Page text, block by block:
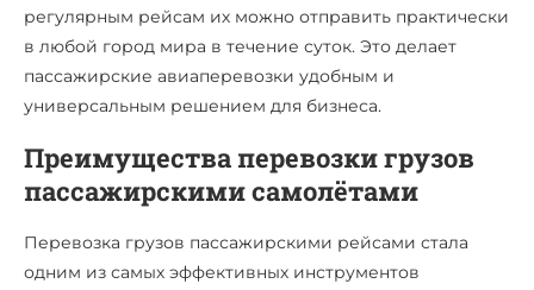
регулярным рейсам их можно отправить практически
в любой город мира в течение суток. Это делает
пассажирские авиаперевозки удобным и
универсальным решением для бизнеса.
Преимущества перевозки грузов
пассажирскими самолётами
Перевозка грузов пассажирскими рейсами стала
одним из самых эффективных инструментов